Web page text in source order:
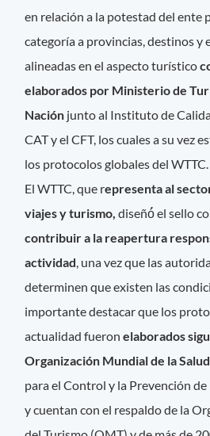
en relación a la potestad del ente
categoría a provincias, destinos y
alineadas en el aspecto turístico
elaborados por Ministerio de
Nación junto al Instituto de
CAT y el CFT, los cuales a su vez
los protocolos globales del WTTC.
El WTTC, que representa al
viajes y turismo, diseñó́ el sello
contribuir a la reapertura
actividad, una vez que las
determinen que existen las
importante destacar que los
actualidad fueronelaborados
Organización Mundial de la Salud
para el Control y la Prevención
y cuentan con el respaldo de la